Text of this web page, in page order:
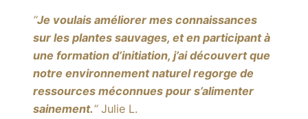
“Je voulais améliorer mes connaissances
sur les plantes sauvages, et en participant à
une formation d’initiation, j’ai découvert que
notre environnement naturel regorge de
ressources méconnues pour s’alimenter
sainement.“Julie L.